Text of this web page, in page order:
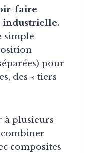
faire
industrielle.
simple
pour
des « tiers
à plusieurs
composites